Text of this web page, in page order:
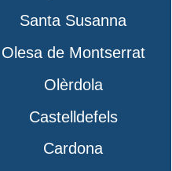
Santa Susanna
Olesa de Montserrat
Olèrdola
Castelldefels
Cardona